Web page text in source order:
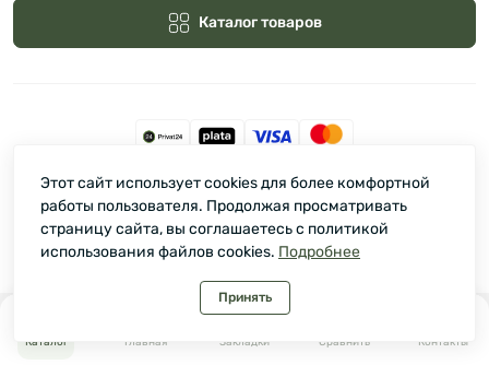
Каталог Главная Закладки
0
Сравнить Контакты
Каталог товаров
Зелмарт © 2026
Этот сайт использует cookies для более комфортной
работы пользователя. Продолжая просматривать
страницу сайта, вы соглашаетесь с политикой
использования файлов cookies. Подробнее
Принять